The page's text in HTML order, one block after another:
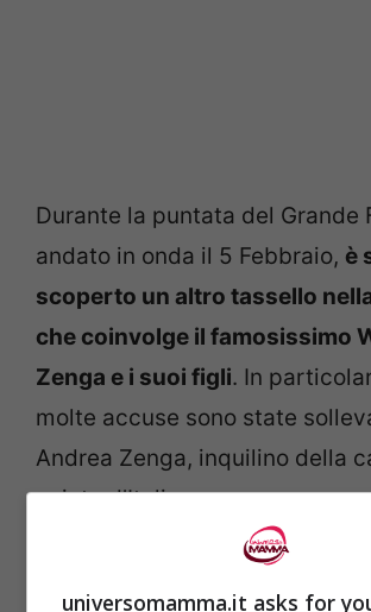
Durante la puntata del Grande
andato in onda il 5 Febbraio, è
scoperto un altro tassello
che coinvolge il famosissimo
Zenga e i suoi figli. In
molte accuse sono state
Andrea Zenga, inquilino della
spiata d’Italia.
Solo la scorsa settimana, c’era
universomamma.it asks for